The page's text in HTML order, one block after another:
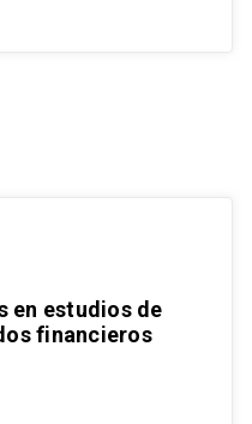
en estudios de
financieros